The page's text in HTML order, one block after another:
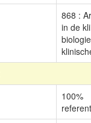
868 :
in de
100%